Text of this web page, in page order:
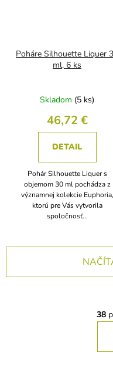
Poháre Silhouette Liquer
ml, 6 ks
Skladom (5 ks)
46,72 €
DETAIL
Pohár Silhouette Liquer s
objemom 30 ml pochádza z
významnej kolekcie Euphoria,
ktorú pre Vás vytvorila
spoločnosť...
38